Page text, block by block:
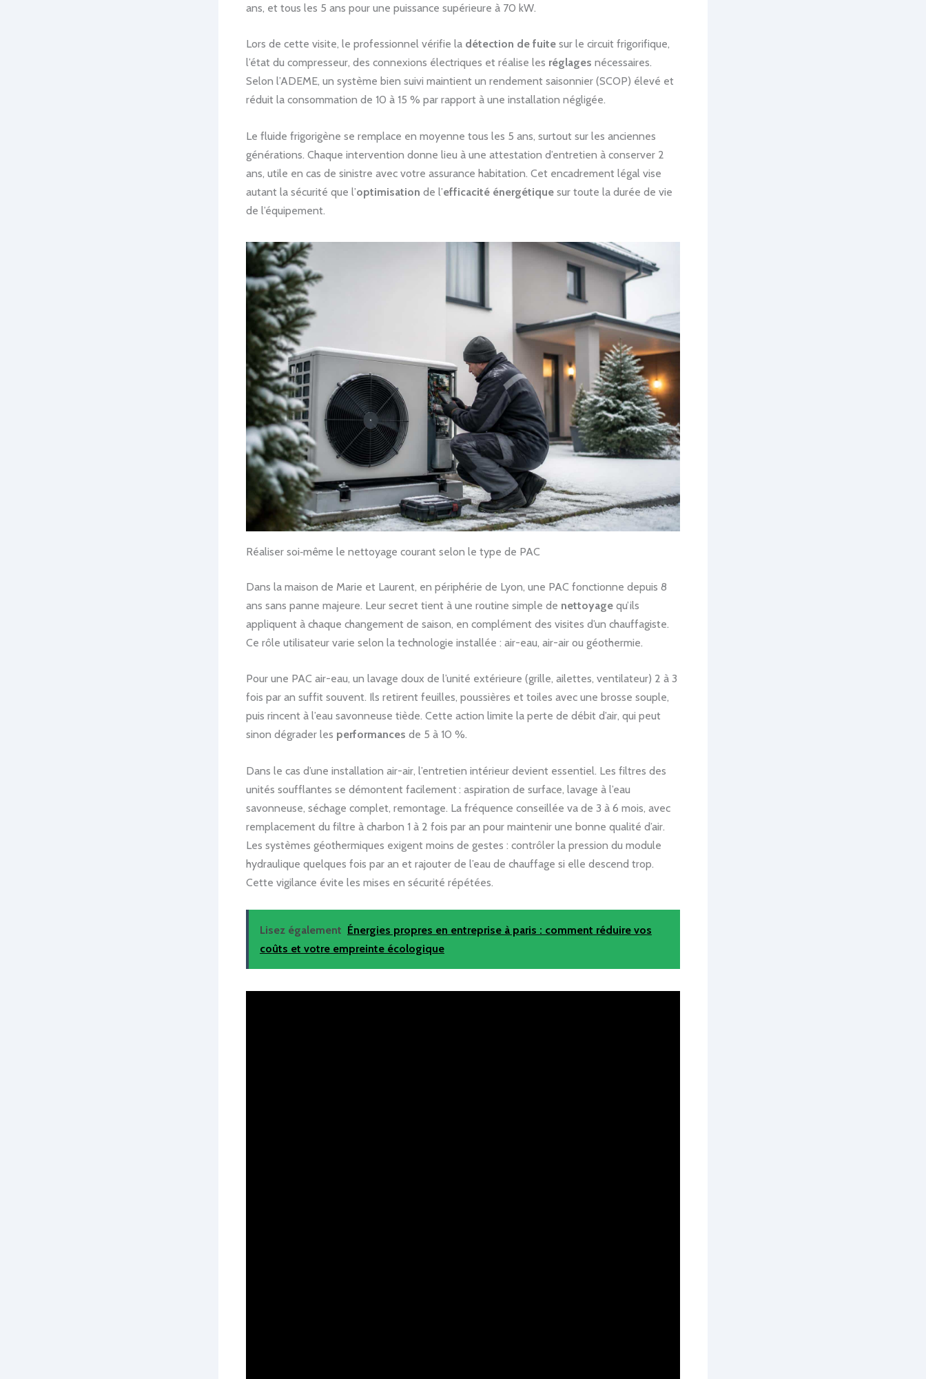
ans, et tous les 5 ans pour une puissance supérieure à 70 kW.
Lors de cette visite, le professionnel vérifie la détection de fuite sur le circuit frigorifique,
l’état du compresseur, des connexions électriques et réalise les réglages nécessaires.
Selon l’ADEME, un système bien suivi maintient un rendement saisonnier (SCOP) élevé et
réduit la consommation de 10 à 15 % par rapport à une installation négligée.
Le fluide frigorigène se remplace en moyenne tous les 5 ans, surtout sur les anciennes
générations. Chaque intervention donne lieu à une attestation d’entretien à conserver 2
ans, utile en cas de sinistre avec votre assurance habitation. Cet encadrement légal vise
autant la sécurité que l’optimisation de l’efficacité énergétique sur toute la durée de vie
de l’équipement.
Réaliser soi‑même le nettoyage courant selon le type de PAC
Dans la maison de Marie et Laurent, en périphérie de Lyon, une PAC fonctionne depuis 8
ans sans panne majeure. Leur secret tient à une routine simple de nettoyage qu’ils
appliquent à chaque changement de saison, en complément des visites d’un chauffagiste.
Ce rôle utilisateur varie selon la technologie installée : air-eau, air-air ou géothermie.
Pour une PAC air-eau, un lavage doux de l’unité extérieure (grille, ailettes, ventilateur) 2 à 3
fois par an suffit souvent. Ils retirent feuilles, poussières et toiles avec une brosse souple,
puis rincent à l’eau savonneuse tiède. Cette action limite la perte de débit d’air, qui peut
sinon dégrader les performances de 5 à 10 %.
Dans le cas d’une installation air-air, l’entretien intérieur devient essentiel. Les filtres des
unités soufflantes se démontent facilement : aspiration de surface, lavage à l’eau
savonneuse, séchage complet, remontage. La fréquence conseillée va de 3 à 6 mois, avec
remplacement du filtre à charbon 1 à 2 fois par an pour maintenir une bonne qualité d’air.
Les systèmes géothermiques exigent moins de gestes : contrôler la pression du module
hydraulique quelques fois par an et rajouter de l’eau de chauffage si elle descend trop.
Cette vigilance évite les mises en sécurité répétées.
Lisez également Énergies propres en entreprise à paris : comment réduire vos
coûts et votre empreinte écologique